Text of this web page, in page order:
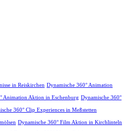
in Reiskirchen Dynamische 360° Animation
Animation Aktion in Eschenburg Dynamische 360°
360° Clip Experiences in Meßstetten
Dynamische 360° Film Aktion in Kirchlinteln